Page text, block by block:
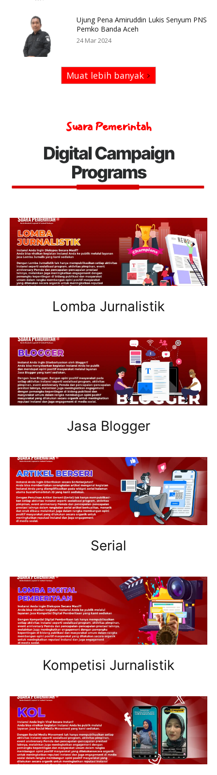
Ujung Pena Amiruddin Lukis Senyum PNS
Pemko Banda Aceh
24 Mar 2024
Muat lebih banyak
Suara Pemerintah
Digital Campaign
Programs
Lomba Jurnalistik
Jasa Blogger
Serial
Kompetisi Jurnalistik